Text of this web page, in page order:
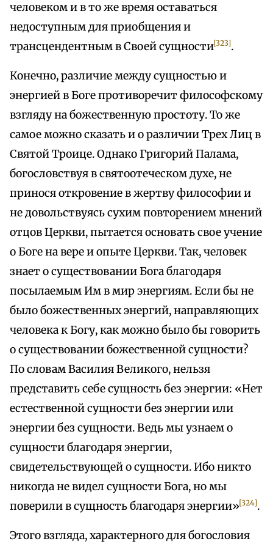
человеком и в то же время оставаться
недоступным для приобщения и
трансцендентным в Своей сущности[323].
Конечно, различие между сущностью и
энергией в Боге противоречит философскому
взгляду на божественную простоту. То же
самое можно сказать и о различии Трех Лиц в
Святой Троице. Однако Григорий Палама,
богословствуя в святоотеческом духе, не
принося откровение в жертву философии и
не довольствуясь сухим повторением мнений
отцов Церкви, пытается основать свое учение
о Боге на вере и опыте Церкви. Так, человек
знает о существовании Бога благодаря
посылаемым Им в мир энергиям. Если бы не
было божественных энергий, направляющих
человека к Богу, как можно было бы говорить
о существовании божественной сущности?
По словам Василия Великого, нельзя
представить себе сущность без энергии: «Нет
естественной сущности без энергии или
энергии без сущности. Ведь мы узнаем о
сущности благодаря энергии,
свидетельствующей о сущности. Ибо никто
никогда не видел сущности Бога, но мы
поверили в сущность благодаря энергии»[324].
Этого взгляда, характерного для богословия